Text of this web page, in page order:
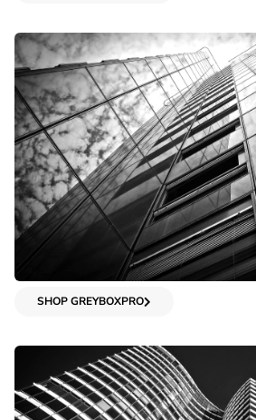
SHOP GREYBOXPRO